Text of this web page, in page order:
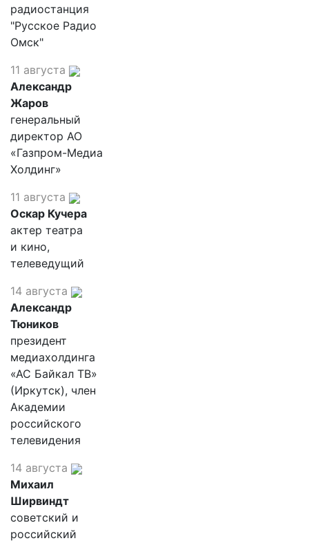
радиостанция
"Русское Радио
Омск"
11 августа
Александр
Жаров
генеральный
директор АО
«Газпром-Медиа
Холдинг»
11 августа
Оскар Кучера
актер театра
и кино,
телеведущий
14 августа
Александр
Тюников
президент
медиахолдинга
«АС Байкал ТВ»
(Иркутск), член
Академии
российского
телевидения
14 августа
Михаил
Ширвиндт
советский и
российский